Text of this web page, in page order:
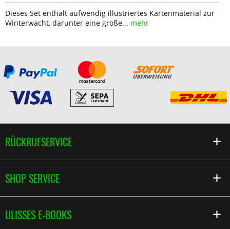
Dieses Set enthält aufwendig illustriertes Kartenmaterial zur
Winterwacht, darunter eine große... mehr
RÜCKRUFSERVICE
SHOP SERVICE
ULISSES E-BOOKS